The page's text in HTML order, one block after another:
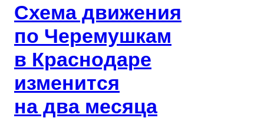
Схема движения
по Черемушкам
в Краснодаре
изменится
на два месяца